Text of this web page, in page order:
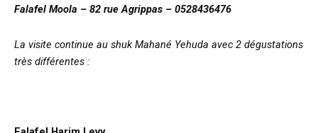
Falafel Moola – 82 rue Agrippas – 0528436476
La visite continue au shuk Mahané Yehuda avec 2 dégustations
très différentes :